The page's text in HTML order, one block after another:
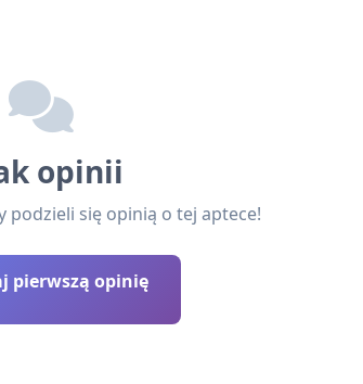
opinii
podzieli się opinią o tej aptece!
pierwszą opinię